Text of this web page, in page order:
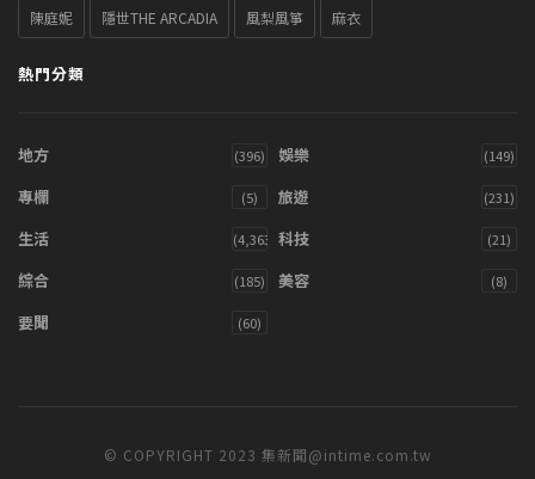
陳庭妮 隱世THE ARCADIA 風梨風箏 麻衣
熱門分類
地方 (396) 娛樂 (149)
專欄 (5) 旅遊 (231)
生活 (4,363) 科技 (21)
綜合 (185) 美容 (8)
要聞 (60)
© COPYRIGHT 2023 集新聞@intime.com.tw